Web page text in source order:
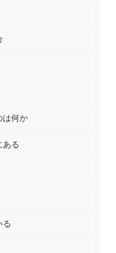
は何か
ある
る